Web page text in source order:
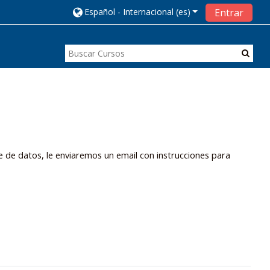
Español - Internacional ‎(es)‎ Entrar
datos, le enviaremos un email con instrucciones para